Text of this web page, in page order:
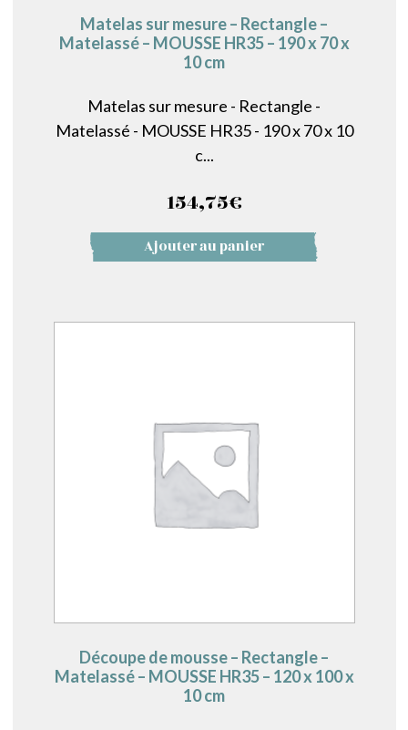
Matelas sur mesure – Rectangle –
Matelassé – MOUSSE HR35 – 190 x 70 x
10 cm
Matelas sur mesure - Rectangle -
Matelassé - MOUSSE HR35 - 190 x 70 x 10
c...
154,75€
Ajouter au panier
Découpe de mousse – Rectangle –
Matelassé – MOUSSE HR35 – 120 x 100 x
10 cm